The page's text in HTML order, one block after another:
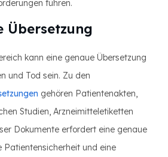
führen.
Übersetzung
kann eine genaue Übersetzung
und Tod sein. Zu den
gehören Patientenakten,
Studien, Arzneimitteletiketten
Dokumente erfordert eine genaue
Patientensicherheit und eine